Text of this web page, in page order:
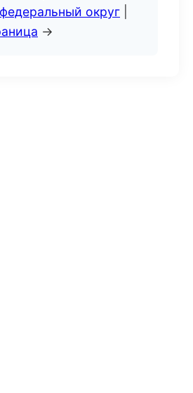
округ
→